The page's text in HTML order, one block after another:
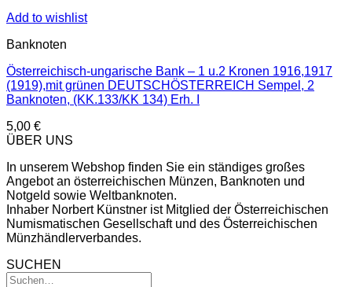
Add to wishlist
Banknoten
Österreichisch-ungarische Bank – 1 u.2 Kronen 1916,1917
(1919),mit grünen DEUTSCHÖSTERREICH Sempel, 2
Banknoten, (KK.133/KK 134) Erh. I
5,00 €
ÜBER UNS
In unserem Webshop finden Sie ein ständiges großes
Angebot an österreichischen Münzen, Banknoten und
Notgeld sowie Weltbanknoten.
Inhaber Norbert Künstner ist Mitglied der Österreichischen
Numismatischen Gesellschaft und des Österreichischen
Münzhändlerverbandes.
SUCHEN